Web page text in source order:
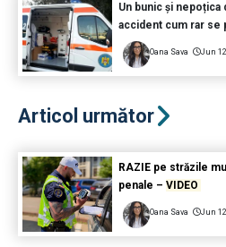
Un bunic și nepoțica
accident cum rar se
Oana Sava Jun
Articol următor
RAZIE pe străzile
penale – VIDEO
Oana Sava Jun